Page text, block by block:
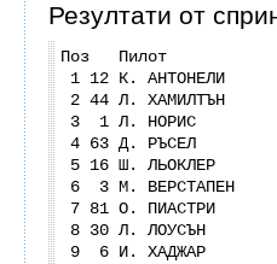
Резултати от
Поз Пилот
1 12 К.
2 44 Л.
3 1 Л.
4 63 Д.
5 16 Ш.
6 3 М.
7 81 О.
8 30 Л.
9 6 И.